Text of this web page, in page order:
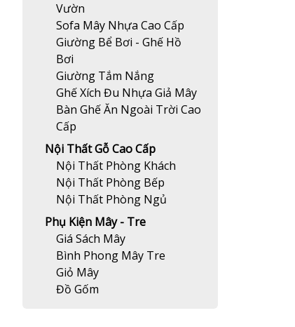
Vườn
Sofa Mây Nhựa Cao Cấp
Giường Bể Bơi - Ghế Hồ
Bơi
Giường Tắm Nắng
Ghế Xích Đu Nhựa Giả Mây
Bàn Ghế Ăn Ngoài Trời Cao
Cấp
Nội Thất Gỗ Cao Cấp
Nội Thất Phòng Khách
Nội Thất Phòng Bếp
Nội Thất Phòng Ngủ
Phụ Kiện Mây - Tre
Giá Sách Mây
Bình Phong Mây Tre
Giỏ Mây
Đồ Gốm